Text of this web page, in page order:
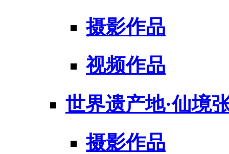
摄影作品
视频作品
世界遗产地·仙境
摄影作品